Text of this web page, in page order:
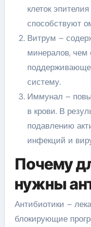
клеток
способствуют
Витрум –
минералов, чем
систему.
Иммунал –
в крови. В
подавлению
инфекций и
Почему
нужны
Антибиотики –
блокирующие